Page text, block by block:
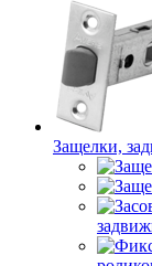
Защелки,